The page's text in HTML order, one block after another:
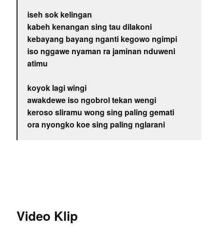
iseh sok kelingan
kabeh kenangan sing tau dilakoni
kebayang bayang nganti kegowo ngimpi
iso nggawe nyaman ra jaminan nduweni
atimu
koyok lagi wingi
awakdewe iso ngobrol tekan wengi
keroso sliramu wong sing paling gemati
ora nyongko koe sing paling nglarani
Video Klip